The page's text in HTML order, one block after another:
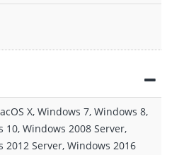
X, Windows 7, Windows 8,
10, Windows 2008 Server,
2012 Server, Windows 2016